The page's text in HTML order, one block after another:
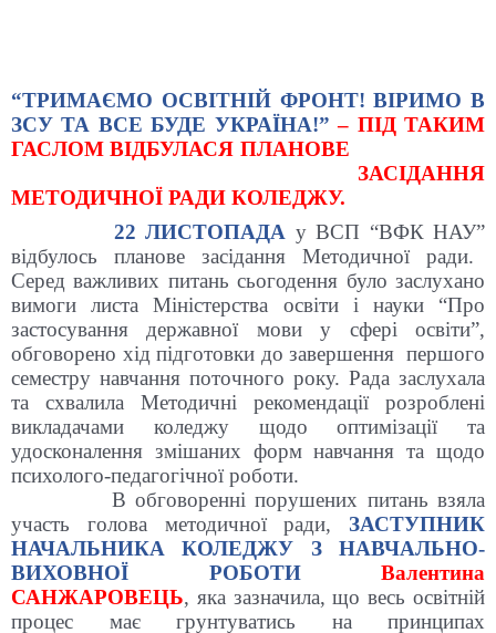
“ТРИМАЄМО ОСВІТНІЙ ФРОНТ! ВІРИМО В
ЗСУ ТА ВСЕ БУДЕ УКРАЇНА!”– ПІД ТАКИМ
ГАСЛОМ ВІДБУЛАСЯ ПЛАНОВЕ
ЗАСІДАННЯ
МЕТОДИЧНОЇ РАДИ КОЛЕДЖУ.
22 ЛИСТОПАДА у ВСП “ВФК НАУ”
відбулось планове засідання Методичної ради.
Серед важливих питань сьогодення було заслухано
вимоги листа Міністерства освіти і науки “Про
застосування державної мови у сфері освіти”,
обговорено хід підготовки до завершення першого
семестру навчання поточного року. Рада заслухала
та схвалила Методичні рекомендації розроблені
викладачами коледжу щодо оптимізації та
удосконалення змішаних форм навчання та щодо
психолого-педагогічної роботи.
В обговоренні порушених питань взяла
участь голова методичної ради, ЗАСТУПНИК
НАЧАЛЬНИКА КОЛЕДЖУ З НАВЧАЛЬНО-
ВИХОВНОЇ РОБОТИ
Валентина
САНЖАРОВЕЦЬ, яка зазначила, що весь освітній
процес має грунтуватись на принципах